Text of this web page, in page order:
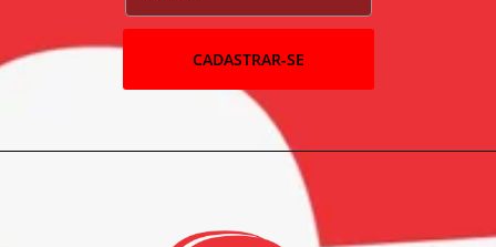
CADASTRAR-SE